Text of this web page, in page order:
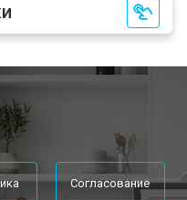
Согласование